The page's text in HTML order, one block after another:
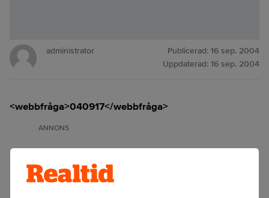
administrator Publicerad: 16 sep. 2004
Uppdaterad: 16 sep. 2004
<webbfråga>040917</webbfråga>
ANNONS